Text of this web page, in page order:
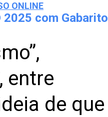
ONLINE
2025 com Gabarito
entre
de que